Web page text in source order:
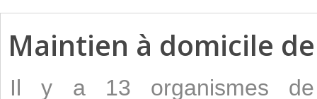
Maintien à domicile
Il y a 13 organismes